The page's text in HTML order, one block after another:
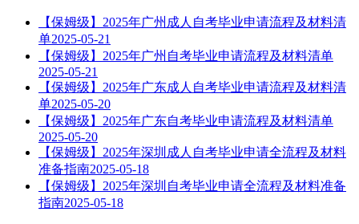
【保姆级】2025年广州成人自考毕业申请流程及材料清
单2025-05-21
【保姆级】2025年广州自考毕业申请流程及材料清单
2025-05-21
【保姆级】2025年广东成人自考毕业申请流程及材料清
单2025-05-20
【保姆级】2025年广东自考毕业申请流程及材料清单
2025-05-20
【保姆级】2025年深圳成人自考毕业申请全流程及材料
准备指南2025-05-18
【保姆级】2025年深圳自考毕业申请全流程及材料准备
指南2025-05-18